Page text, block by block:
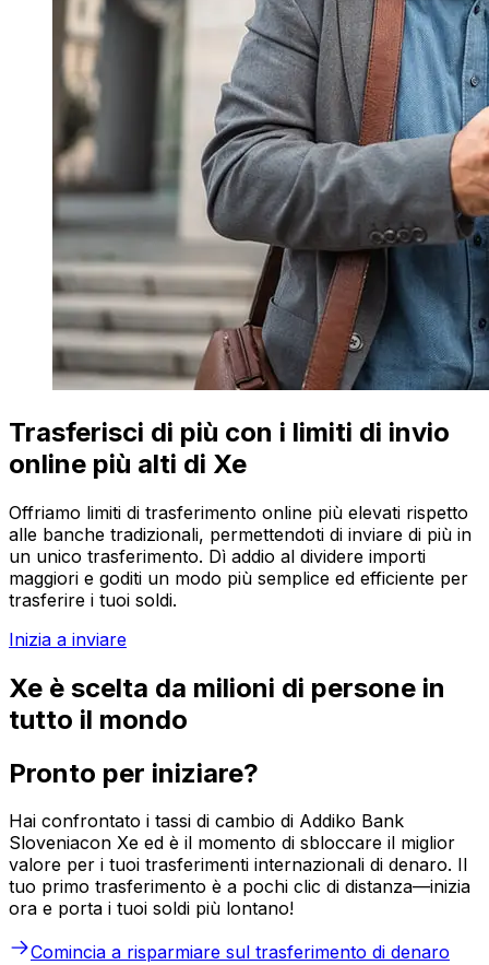
Trasferisci di più con i limiti di invio
online più alti di Xe
Offriamo limiti di trasferimento online più elevati rispetto
alle banche tradizionali, permettendoti di inviare di più in
un unico trasferimento. Dì addio al dividere importi
maggiori e goditi un modo più semplice ed efficiente per
trasferire i tuoi soldi.
Inizia a inviare
Xe è scelta da milioni di persone in
tutto il mondo
Pronto per iniziare?
Hai confrontato i tassi di cambio di Addiko Bank
Sloveniacon Xe ed è il momento di sbloccare il miglior
valore per i tuoi trasferimenti internazionali di denaro. Il
tuo primo trasferimento è a pochi clic di distanza—inizia
ora e porta i tuoi soldi più lontano!
Comincia a risparmiare sul trasferimento di denaro